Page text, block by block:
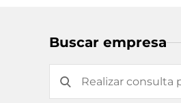
Buscar empresa